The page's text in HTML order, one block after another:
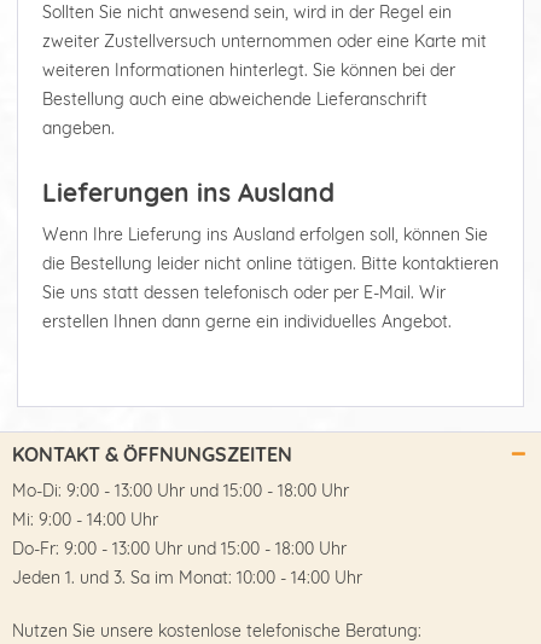
Sollten Sie nicht anwesend sein, wird in der Regel ein
zweiter Zustellversuch unternommen oder eine Karte mit
weiteren Informationen hinterlegt. Sie können bei der
Bestellung auch eine abweichende Lieferanschrift
angeben.
Lieferungen ins Ausland
Wenn Ihre Lieferung ins Ausland erfolgen soll, können Sie
die Bestellung leider nicht online tätigen. Bitte kontaktieren
Sie uns statt dessen telefonisch oder per E-Mail. Wir
erstellen Ihnen dann gerne ein individuelles Angebot.
KONTAKT & ÖFFNUNGSZEITEN
Mo-Di: 9:00 - 13:00 Uhr und 15:00 - 18:00 Uhr
Mi: 9:00 - 14:00 Uhr
Do-Fr: 9:00 - 13:00 Uhr und 15:00 - 18:00 Uhr
Jeden 1. und 3. Sa im Monat: 10:00 - 14:00 Uhr
Nutzen Sie unsere kostenlose telefonische Beratung: